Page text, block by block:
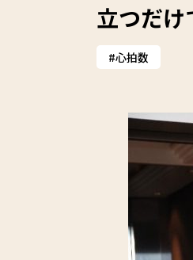
立つだけ
心拍数